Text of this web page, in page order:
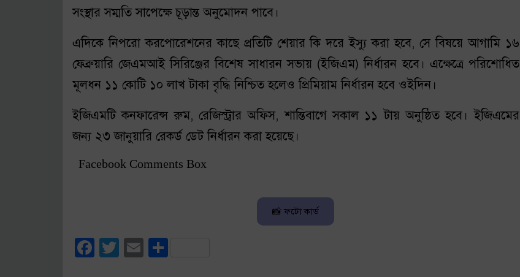
সংস্থার সম্মতি সাপেক্ষে চূড়ান্ত অনুমোদন পাবে।
এদিকে নিপরো করপোরেশনের কাছে প্রতিটি শেয়ার কি দরে ইস্যু করা হবে, সে বিষয়ে আগামি ১৬
ফেব্রুয়ারি জেএমআই সিরিঞ্জের বিশেষ সাধারন সভায় (ইজিএম) নির্ধারন হবে। এক্ষেত্রে পরিশোধিত
মূলধন ১১ কোটি ১০ লাখ টাকা বৃদ্ধি নিশ্চিত হলেও প্রিমিয়াম নির্ধারন হবে ওইদিন।
ইজিএমটি কনফারেন্স রুম, রেজিস্ট্রার অফিস, শান্তিবাগে সকাল ১১ টায় অনুষ্ঠিত হবে। ইজিএমের
জন্য ২৩ জানুয়ারি রেকর্ড ডেট নির্ধারন করা হয়েছে।
Facebook Comments Box
📸 ফটো কার্ড
Facebook
Twitter
Email